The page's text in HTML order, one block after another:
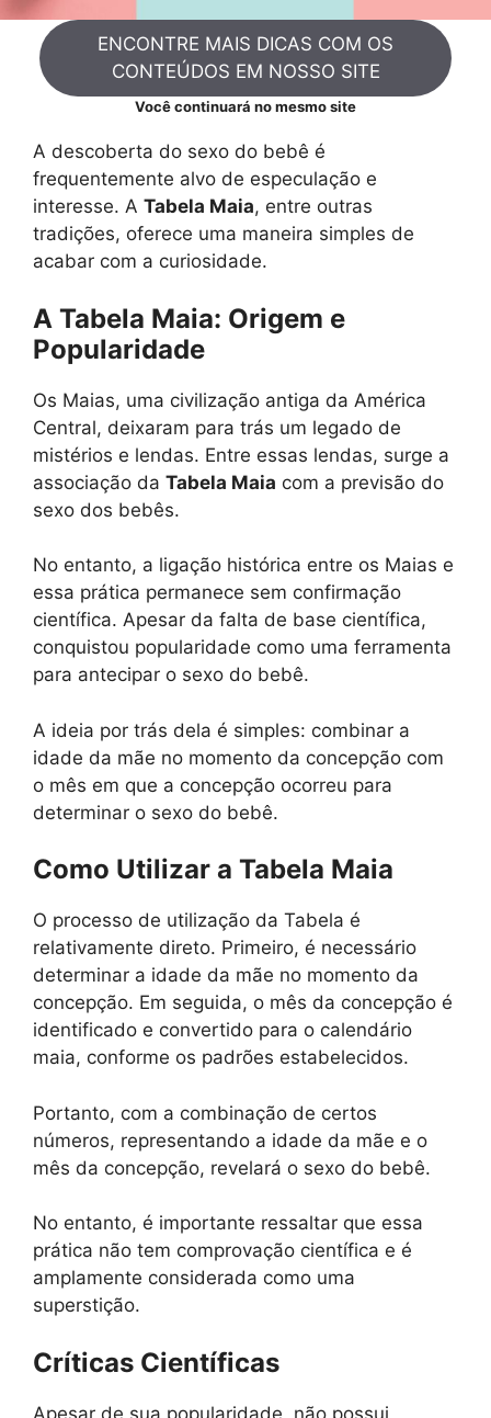
ENCONTRE MAIS DICAS COM OS
CONTEÚDOS EM NOSSO SITE
Você continuará no mesmo site
A descoberta do sexo do bebê é
frequentemente alvo de especulação e
interesse. A Tabela Maia, entre outras
tradições, oferece uma maneira simples de
acabar com a curiosidade.
A Tabela Maia: Origem e
Popularidade
Os Maias, uma civilização antiga da América
Central, deixaram para trás um legado de
mistérios e lendas. Entre essas lendas, surge a
associação da Tabela Maia com a previsão do
sexo dos bebês.
No entanto, a ligação histórica entre os Maias e
essa prática permanece sem confirmação
científica. Apesar da falta de base científica,
conquistou popularidade como uma ferramenta
para antecipar o sexo do bebê.
A ideia por trás dela é simples: combinar a
idade da mãe no momento da concepção com
o mês em que a concepção ocorreu para
determinar o sexo do bebê.
Como Utilizar a Tabela Maia
O processo de utilização da Tabela é
relativamente direto. Primeiro, é necessário
determinar a idade da mãe no momento da
concepção. Em seguida, o mês da concepção é
identificado e convertido para o calendário
maia, conforme os padrões estabelecidos.
Portanto, com a combinação de certos
números, representando a idade da mãe e o
mês da concepção, revelará o sexo do bebê.
No entanto, é importante ressaltar que essa
prática não tem comprovação científica e é
amplamente considerada como uma
superstição.
Críticas Científicas
Apesar de sua popularidade, não possui